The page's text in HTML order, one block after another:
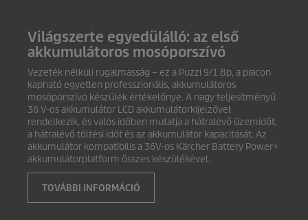
Világszerte egyedülálló: az első
akkumulátoros mosóporszívó
Vezeték nélküli rugalmasság – ez a Puzzi 9/1 Bp, a piacon
kapható egyetlen professzionális, akkumulátoros
mosóporszívó készülék értékelőnye. A nagy teljesítményű
36 V-os akkumulátor LCD akkumulátorkijelzővel
rendelkezik, és valós időben mutatja a hátralévő üzemidőt,
a hátralévő töltési időt és az akkumulátor kapacitását. Az
akkumulátor kompatibilis a 36V-os Kärcher Battery Power+
akkumulátorplatform összes készülékével.
TOVÁBBI INFORMÁCIÓ